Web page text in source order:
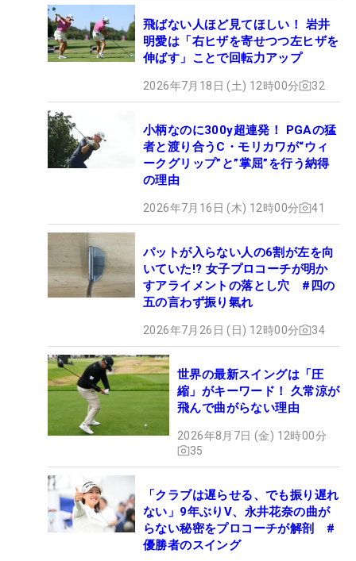
飛ばない人ほど見てほしい！ 岩井
明愛は「右ヒザを寄せつつ左ヒザを
伸ばす」ことで回転力アップ
2026年7月18日 (土) 12時00分 32
小柄なのに300y超連発！ PGAの猛
者と渡り合うC・モリカワが“ウィ
ークグリップ”と”掌屈”を行う納得
の理由
2026年7月16日 (木) 12時00分 41
パットが入らない人の6割が左を向
いていた!? 女子プロコーチが明か
すアライメントの落とし穴 #四の
五の言わず振り氣れ
2026年7月26日 (日) 12時00分 34
世界の最新スイングは「圧
縮」がキーワード！ 久常涼が
飛んで曲がらない理由
2026年8月7日 (金) 12時00分
35
「クラブは遅らせる、でも振り遅れ
ない」9年ぶりV、永井花奈の曲が
らない秘密をプロコーチが解剖 #
優勝者のスイング